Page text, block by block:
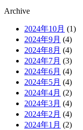
Archive
2024年10月 (1)
2024年9月 (4)
2024年8月 (4)
2024年7月 (3)
2024年6月 (4)
2024年5月 (4)
2024年4月 (2)
2024年3月 (4)
2024年2月 (4)
2024年1月 (2)